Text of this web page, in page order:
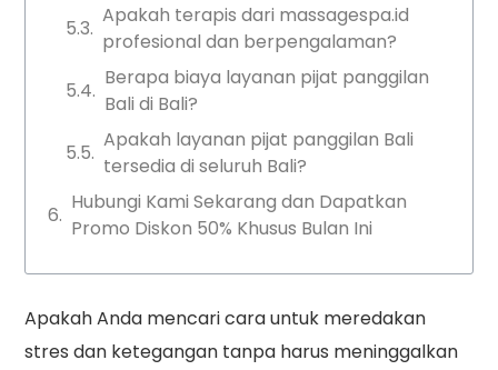
Apakah terapis dari massagespa.id
profesional dan berpengalaman?
Berapa biaya layanan pijat panggilan
Bali di Bali?
Apakah layanan pijat panggilan Bali
tersedia di seluruh Bali?
Hubungi Kami Sekarang dan Dapatkan
Promo Diskon 50% Khusus Bulan Ini
Apakah Anda mencari cara untuk meredakan
stres dan ketegangan tanpa harus meninggalkan